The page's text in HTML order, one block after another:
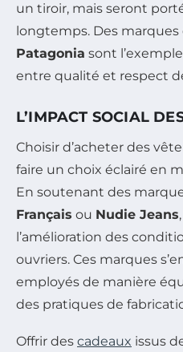
un tiroir, mais seront
longtemps. Des
Patagonia sont
entre qualité et respect
L’IMPACT SOCIAL
Choisir d’acheter des
faire un choix éclairé en
En soutenant des
Français ou Nudie Jeans
l’amélioration des
ouvriers. Ces marques
employés de manière
des pratiques de
Offrir des cadeaux issus